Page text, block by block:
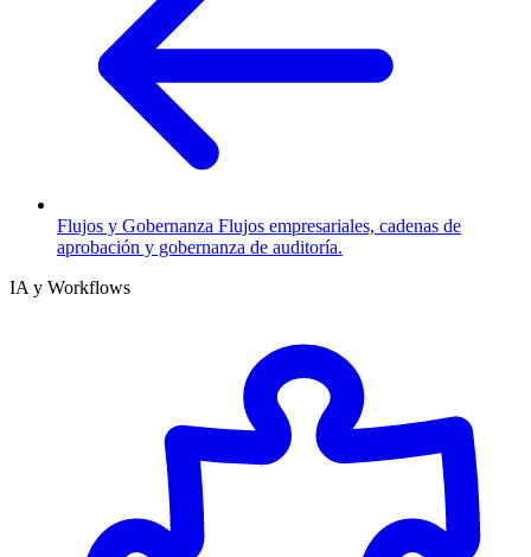
Flujos y Gobernanza Flujos empresariales, cadenas de
aprobación y gobernanza de auditoría.
IA y Workflows